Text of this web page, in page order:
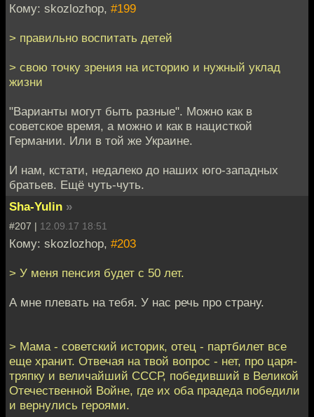
Кому: skozlozhop, #199
> правильно воспитать детей
> свою точку зрения на историю и нужный уклад
жизни
"Варианты могут быть разные". Можно как в
советское время, а можно и как в нацисткой
Германии. Или в той же Украине.
И нам, кстати, недалеко до наших юго-западных
братьев. Ещё чуть-чуть.
Sha-Yulin »
#207 | 12.09.17 18:51
Кому: skozlozhop, #203
> У меня пенсия будет с 50 лет.
А мне плевать на тебя. У нас речь про страну.
> Мама - советский историк, отец - партбилет все
еще хранит. Отвечая на твой вопрос - нет, про царя-
тряпку и величайший СССР, победивший в Великой
Отечественной Войне, где их оба прадеда победили
и вернулись героями.